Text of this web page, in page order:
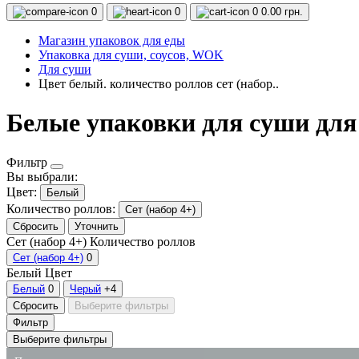
0 0 0 0.00 грн.
Магазин упаковок для еды
Упаковка для суши, соусов, WOK
Для суши
Цвет белый. количество роллов сет (набор..
Белые упаковки для суши для
Фильтр
Вы выбрали:
Цвет:
Белый
Количество роллов:
Сет (набор 4+)
Сбросить
Уточнить
Сет (набор 4+) Количество роллов
Сет (набор 4+) 0
Белый Цвет
Белый 0 Черый +4
Сбросить
Выберите фильтры
Фильтр
Выберите фильтры